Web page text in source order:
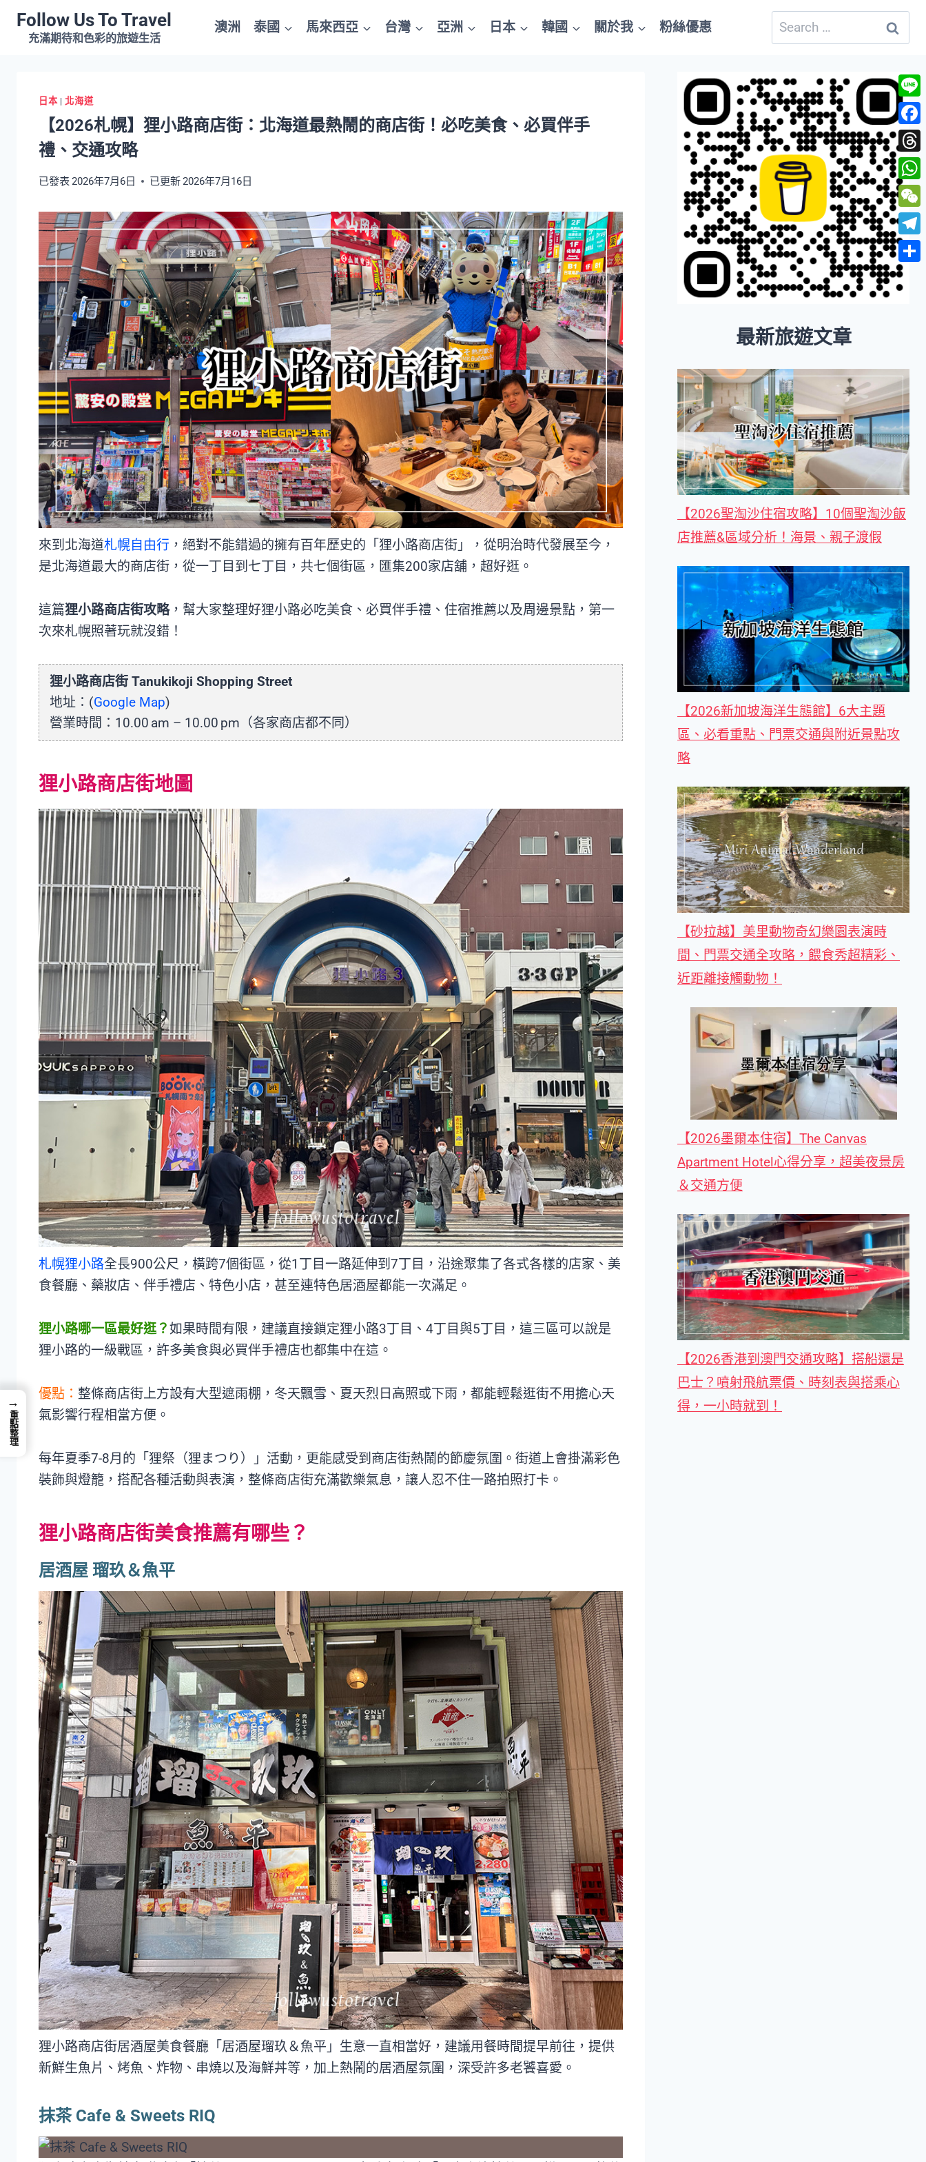
SkipFollow Us To Travel
充滿期待和色彩的旅遊生活
澳洲 泰國 馬來西亞 台灣 亞洲 日本 韓國 關於我 粉絲優惠
Search
for:
日本|北海道
【2026札幌】狸小路商店街：北海道最熱鬧的商店街！必吃美食、必買伴手
禮、交通攻略
已發表2026年7月6日 已更新2026年7月16日
來到北海道札幌自由行 ，絕對不能錯過的擁有百年歷史的「狸小路商店街」，從明治時代發展至今，
是北海道最大的商店街，從一丁目到七丁目，共七個街區，匯集200家店舖，超好逛。
這篇狸小路商店街攻略，幫大家整理好狸小路必吃美食、必買伴手禮、住宿推薦以及周邊景點，第一
次來札幌照著玩就沒錯！
狸小路商店街 Tanukikoji Shopping Street
地址：(Google Map)
營業時間：10.00 am – 10.00 pm（各家商店都不同）
狸小路商店街地圖
札幌狸小路全長900公尺，橫跨7個街區，從1丁目一路延伸到7丁目，沿途聚集了各式各樣的店家、美
食餐廳、藥妝店、伴手禮店、特色小店，甚至連特色居酒屋都能一次滿足。
狸小路哪一區最好逛？如果時間有限，建議直接鎖定狸小路3丁目、4丁目與5丁目，這三區可以說是
狸小路的一級戰區，許多美食與必買伴手禮店也都集中在這。
優點： 整條商店街上方設有大型遮雨棚，冬天飄雪、夏天烈日高照或下雨，都能輕鬆逛街不用擔心天
氣影響行程相當方便。
每年夏季7-8月的「狸祭（狸まつり）」活動，更能感受到商店街熱鬧的節慶氛圍。街道上會掛滿彩色
裝飾與燈籠，搭配各種活動與表演，整條商店街充滿歡樂氣息，讓人忍不住一路拍照打卡。
狸小路商店街美食推薦有哪些？
居酒屋 瑠玖＆魚平
狸小路商店街居酒屋美食餐廳「居酒屋瑠玖＆魚平」生意一直相當好，建議用餐時間提早前往，提供
新鮮生魚片、烤魚、炸物、串燒以及海鮮丼等，加上熱鬧的居酒屋氛圍，深受許多老饕喜愛。
抹茶 Cafe & Sweets RIQ
最新旅遊文章
【2026聖淘沙住宿攻略】10個聖淘沙飯
店推薦&區域分析！海景、親子渡假
【2026新加坡海洋生態館】6大主題
區、必看重點、門票交通與附近景點攻
略
【砂拉越】美里動物奇幻樂園表演時
間、門票交通全攻略，餵食秀超精彩、
近距離接觸動物！
【2026墨爾本住宿】The Canvas
Apartment Hotel心得分享，超美夜景房
＆交通方便
【2026香港到澳門交通攻略】搭船還是
巴士？噴射飛航票價、時刻表與搭乘心
得，一小時就到！
Line
→
重點整理